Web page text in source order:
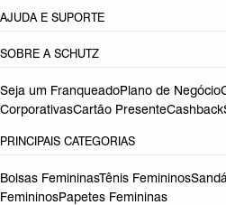
AJUDA E SUPORTE
SOBRE A SCHUTZ
Seja um FranqueadoPlano de Negócio
CorporativasCartão PresenteCashback
PRINCIPAIS CATEGORIAS
Bolsas FemininasTênis Femininos
FemininosPapetes Femininas